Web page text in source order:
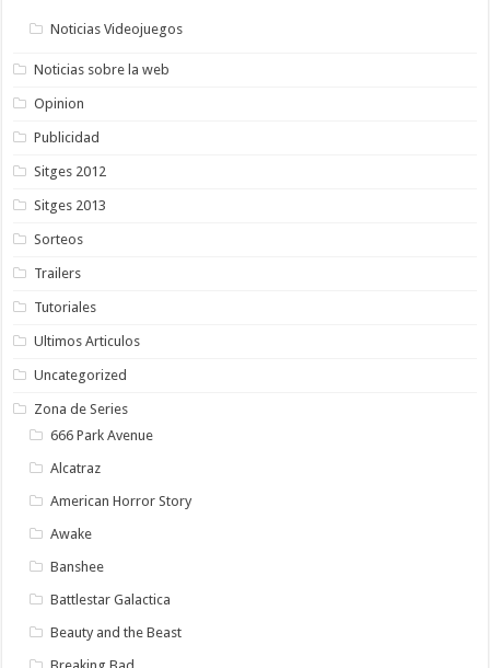
Noticias Videojuegos
Noticias sobre la web
Opinion
Publicidad
Sitges 2012
Sitges 2013
Sorteos
Trailers
Tutoriales
Ultimos Articulos
Uncategorized
Zona de Series
666 Park Avenue
Alcatraz
American Horror Story
Awake
Banshee
Battlestar Galactica
Beauty and the Beast